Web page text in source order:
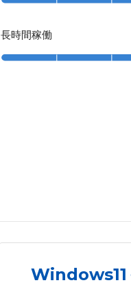
長時間稼働
Windows11